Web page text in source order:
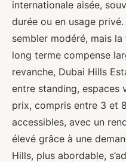
internationale aisée,
durée ou en usage
sembler modéré, mais la
long terme compense
revanche, Dubai Hills
entre standing, espaces
prix, compris entre 3 et
accessibles, avec un
élevé grâce à une
Hills, plus abordable,